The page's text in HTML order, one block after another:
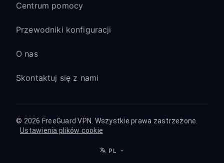
Centrum pomocy
Przewodniki konfiguracji
O nas
Skontaktuj się z nami
© 2026 FreeGuard VPN. Wszystkie prawa zastrzeżone.
Ustawienia plików cookie
PL